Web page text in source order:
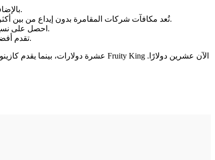
بالإضافة إلى ذلك، ستحصل في أحدث مؤسسة للمقامرة على مكافأة تعادل إيداعك حتى عمولة محددة، مما يعزز أموالك ويحسن خياراتك الفعالة.
تُعد مكافآت شركات المقامرة بدون إيداع من بين أكثر الأدوات فعالية التي تستخدمها شركات المقامرة في بريطانيا لجذب اللاعبين الجدد لتجربة المواقع الإلكترونية، ونأمل أن تستمر في اللعب.
احصل على نسخ من هذه الكتب عبر الإنترنت، واحصل عليها من مختلف فروع سلسلة متاجر سيزرز في المناطق الحضرية المنتشرة في جميع أنحاء البلاد.
تقدم أفضل شركات المقامرة رهانات بقيمة 10 دولارات يوميًا وأسبوعيًا، وستحصل على حوافز استرداد نقدي شهرية حتى تتمكن من مساعدة الناس.